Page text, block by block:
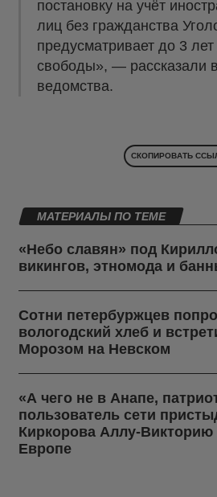
постановку на учёт
лиц без гражданства
предусматривает до 3
свободы», — рассказали
ведомства.
СКОПИРОВАТЬ
МАТЕРИАЛЫ ПО ТЕМЕ
«Небо славян» под
викингов, этномода и
Сотни петербуржцев
вологодский хлеб и
Морозом на Невском
«А чего не в Анапе,
пользователь сети
Киркорова Аллу-Викторию
Европе